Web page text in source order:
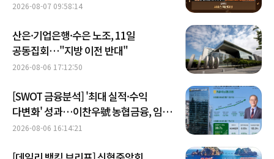
대상 수상 外
2026-08-07 09:58:14
산은·기업은행·수은 노조, 11일
공동집회…"지방 이전 반대"
2026-08-06 17:12:50
[SWOT 금융분석] '최대 실적·수익
다변화' 성과…이찬우號 농협금융, 임기
말년 성장 박차
2026-08-06 16:14:21